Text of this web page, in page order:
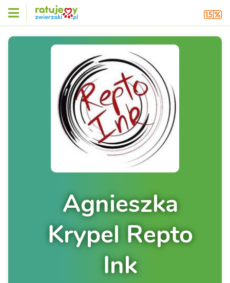
Agnieszka
Krypel Repto
Ink